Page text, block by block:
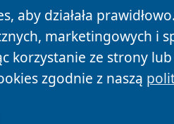
aby działała
marketingowych i
korzystanie ze strony
zgodnie z naszą
Autorzy Polityka